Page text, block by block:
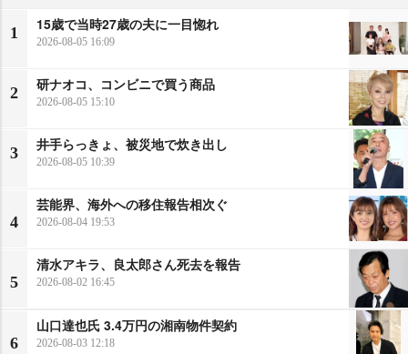
1
15歳で当時27歳の夫に一目惚れ
2026-08-05 16:09
2
研ナオコ、コンビニで買う商品
2026-08-05 15:10
3
井手らっきょ、被災地で炊き出し
2026-08-05 10:39
4
芸能界、海外への移住報告相次ぐ
2026-08-04 19:53
5
清水アキラ、良太郎さん死去を報告
2026-08-02 16:45
6
山口達也氏 3.4万円の湘南物件契約
2026-08-03 12:18